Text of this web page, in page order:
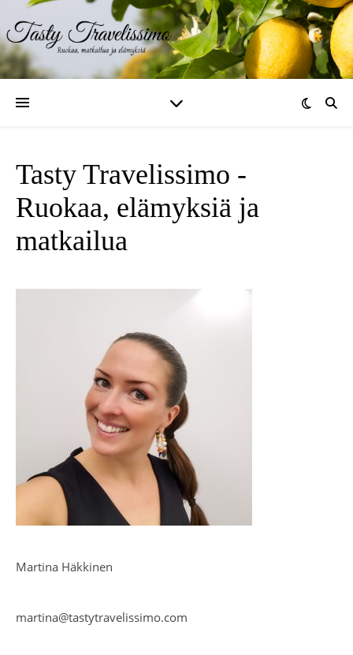
Tasty Travelissimo -
Ruokaa, elämyksiä ja
matkailua
Martina Häkkinen
martina@tastytravelissimo.com